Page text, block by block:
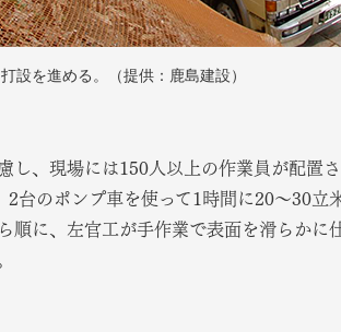
設を進める。（提供：鹿島建設）
し、現場には150人以上の作業員が配置
2台のポンプ車を使って1時間に20～30
順に、左官工が手作業で表面を滑らかに